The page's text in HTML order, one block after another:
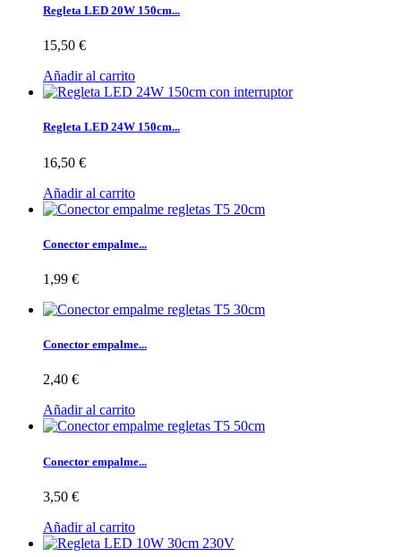
Regleta LED 20W 150cm...
15,50 €
Añadir al carrito
Regleta LED 24W 150cm...
16,50 €
Añadir al carrito
Conector empalme...
1,99 €
Conector empalme...
2,40 €
Añadir al carrito
Conector empalme...
3,50 €
Añadir al carrito